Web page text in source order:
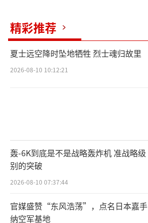
精彩推荐
夏士远空降时坠地牺牲 烈士魂归故里
2026-08-10 10:12:21
轰-6K到底是不是战略轰炸机 准战略级
别的突破
2026-08-10 07:37:44
官媒盛赞“东风浩荡”，点名日本嘉手
纳空军基地